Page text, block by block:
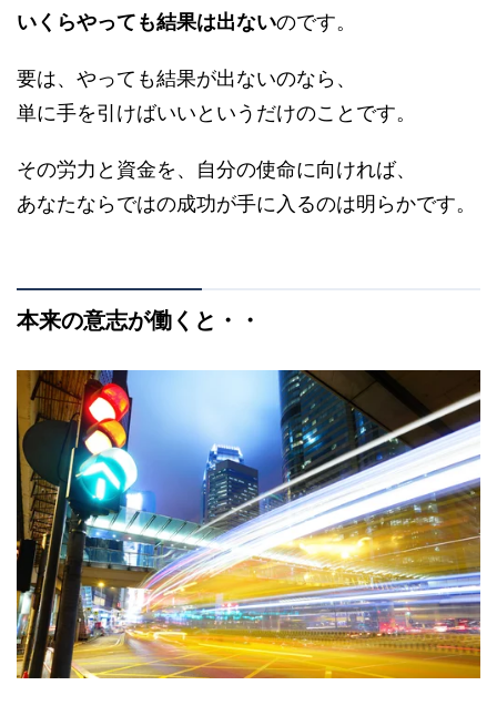
いくらやっても結果は出ないのです。
要は、やっても結果が出ないのなら、
単に手を引けばいいというだけのことです。
その労力と資金を、自分の使命に向ければ、
あなたならではの成功が手に入るのは明らかです。
本来の意志が働くと・・